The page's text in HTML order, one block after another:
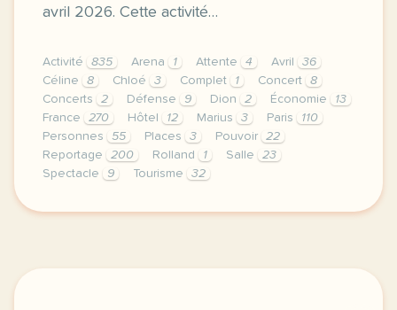
avril 2026. Cette activité…
Activité 835 Arena 1 Attente 4 Avril
36
Céline
8 Chloé 3 Complet 1 Concert
8
Concerts
2 Défense 9 Dion 2 Économie
13
France
270 Hôtel 12 Marius 3 Paris
110
Personnes
55 Places 3 Pouvoir
22
Reportage
200 Rolland 1 Salle
23
Spectacle
9 Tourisme 32
exercice b2 concerts de celine dion paris se